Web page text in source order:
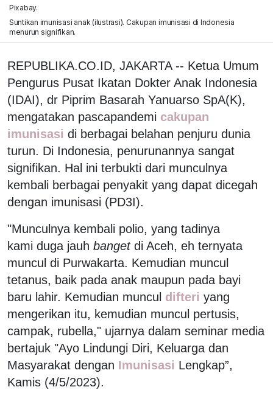
Pixabay.
Suntikan imunisasi anak (ilustrasi). Cakupan imunisasi di Indonesia
menurun signifikan.
REPUBLIKA.CO.ID, JAKARTA -- Ketua Umum
Pengurus Pusat Ikatan Dokter Anak Indonesia
(IDAI), dr Piprim Basarah Yanuarso SpA(K),
mengatakan pascapandemi cakupan
imunisasi di berbagai belahan penjuru dunia
turun. Di Indonesia, penurunannya sangat
signifikan. Hal ini terbukti dari munculnya
kembali berbagai penyakit yang dapat dicegah
dengan imunisasi (PD3I).
"Munculnya kembali polio, yang tadinya
kami duga jauh bangetdi Aceh, eh ternyata
muncul di Purwakarta. Kemudian muncul
tetanus, baik pada anak maupun pada bayi
baru lahir. Kemudian muncul difteri yang
mengerikan itu, kemudian muncul pertusis,
campak, rubella," ujarnya dalam seminar media
bertajuk "Ayo Lindungi Diri, Keluarga dan
Masyarakat dengan Imunisasi Lengkap”,
Kamis (4/5/2023).